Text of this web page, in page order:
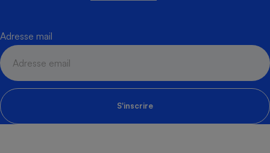
Adresse mail
S'inscrire